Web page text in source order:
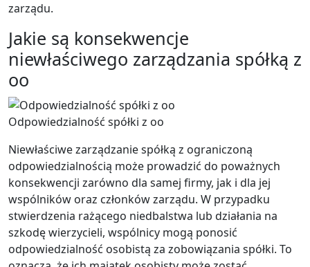
zarządu.
Jakie są konsekwencje
niewłaściwego zarządzania spółką z
oo
Odpowiedzialność spółki z oo
Niewłaściwe zarządzanie spółką z ograniczoną
odpowiedzialnością może prowadzić do poważnych
konsekwencji zarówno dla samej firmy, jak i dla jej
wspólników oraz członków zarządu. W przypadku
stwierdzenia rażącego niedbalstwa lub działania na
szkodę wierzycieli, wspólnicy mogą ponosić
odpowiedzialność osobistą za zobowiązania spółki. To